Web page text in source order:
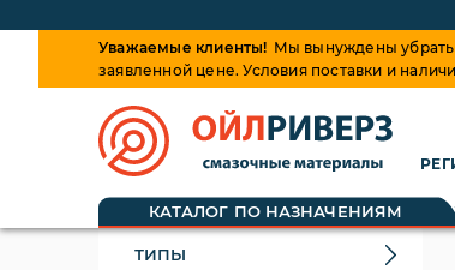
Уважаемые клиенты! Мы вынуждены убрать
заявленной цене. Условия поставки и
КАТАЛОГ ПО НАЗНАЧЕНИЯМ
ТИПЫ